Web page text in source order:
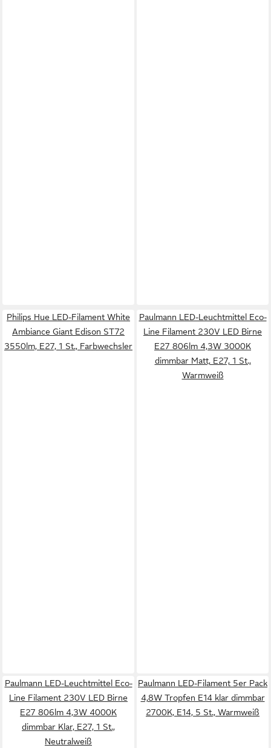
Philips Hue LED-Filament White
Ambiance Giant Edison ST72
3550lm, E27, 1 St., Farbwechsler
Paulmann LED-Leuchtmittel Eco-
Line Filament 230V LED Birne
E27 806lm 4,3W 3000K
dimmbar Matt, E27, 1 St.,
Warmweiß
Paulmann LED-Leuchtmittel Eco-
Line Filament 230V LED Birne
E27 806lm 4,3W 4000K
dimmbar Klar, E27, 1 St.,
Neutralweiß
Paulmann LED-Filament 5er Pack
4,8W Tropfen E14 klar dimmbar
2700K, E14, 5 St., Warmweiß